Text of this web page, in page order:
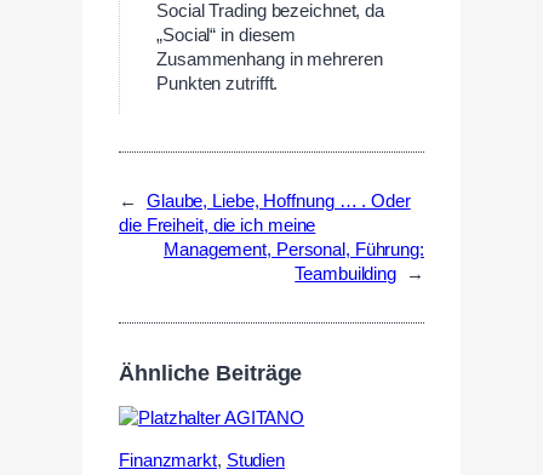
Social Trading bezeichnet, da
„Social“ in diesem
Zusammenhang in mehreren
Punkten zutrifft.
←
Glaube, Liebe, Hoffnung … . Oder
die Freiheit, die ich meine
Management, Personal, Führung:
Teambuilding
→
Ähnliche Beiträge
Finanzmarkt, Studien